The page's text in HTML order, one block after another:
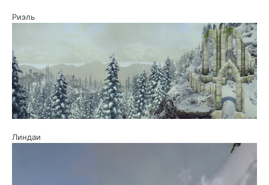
Риэль
Линдаи